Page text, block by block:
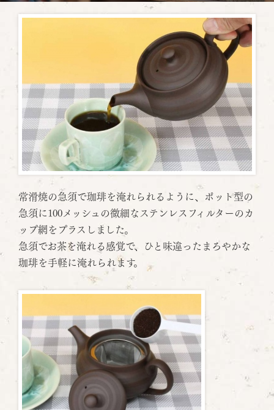
常滑焼の急須で珈琲を淹れられるように、ポット型の
急須に100メッシュの微細なステンレスフィルターのカ
ップ網をプラスしました。
急須でお茶を淹れる感覚で、ひと味違ったまろやかな
珈琲を手軽に淹れられます。